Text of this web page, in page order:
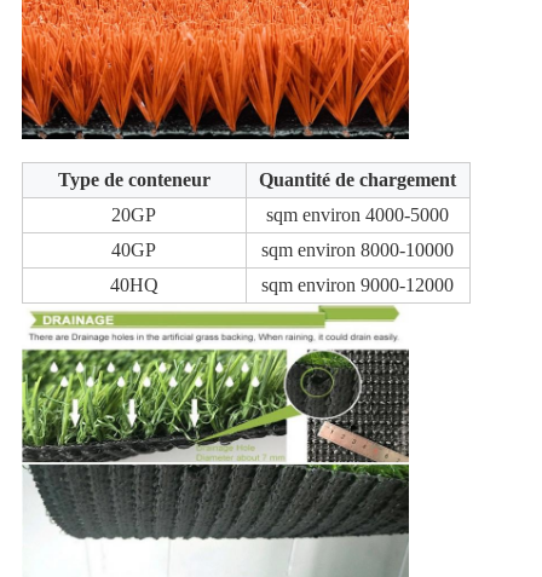
Type de conteneur
Quantité de chargement
20GP
sqm environ 4000-5000
40GP
sqm environ 8000-10000
40HQ
sqm environ 9000-12000